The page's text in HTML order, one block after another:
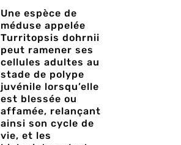
Une espèce de
méduse appelée
Turritopsis dohrnii
peut ramener ses
cellules adultes au
stade de polype
juvénile lorsqu’elle
est blessée ou
affamée, relançant
ainsi son cycle de
vie, et les